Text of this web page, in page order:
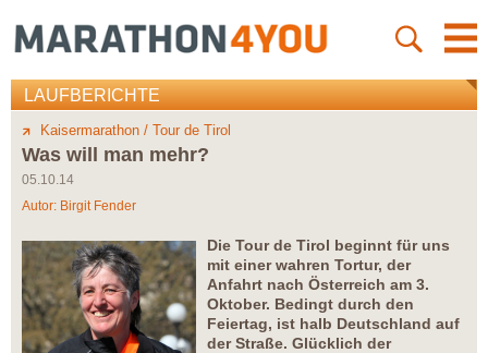
LAUFBERICHTE
Kaisermarathon / Tour de Tirol
Was will man mehr?
05.10.14
Autor: Birgit Fender
Die Tour de Tirol beginnt für uns
mit einer wahren Tortur, der
Anfahrt nach Österreich am 3.
Oktober. Bedingt durch den
Feiertag, ist halb Deutschland auf
der Straße. Glücklich der